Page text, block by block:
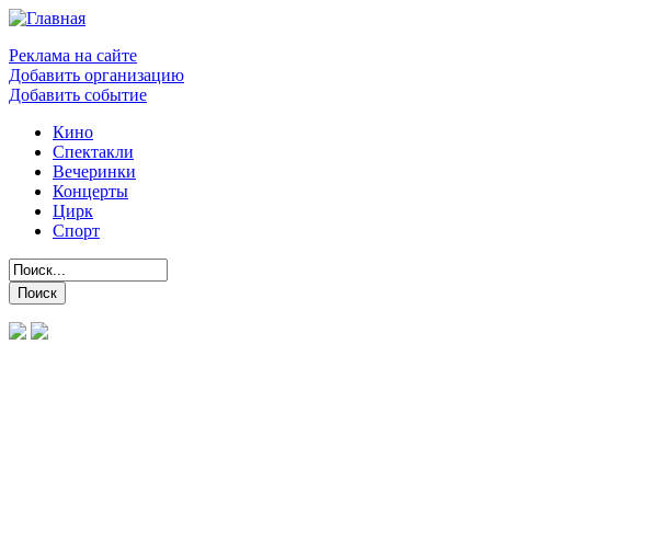
Реклама на сайте
Добавить организацию
Добавить событие
Кино
Спектакли
Вечеринки
Концерты
Цирк
Спорт